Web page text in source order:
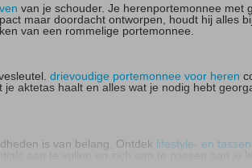
van je schouder. Je herenportemonnee met
maar doordacht ontworpen, houdt hij alles
van een rommelige portemonnee.
drievoudige portemonnee voor heren
aktetas haalt en alles wat je nodig hebt
is van belang. Ontdek lifestyle- en